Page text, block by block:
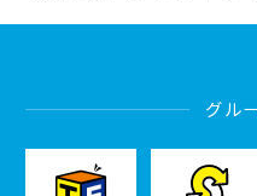
グル